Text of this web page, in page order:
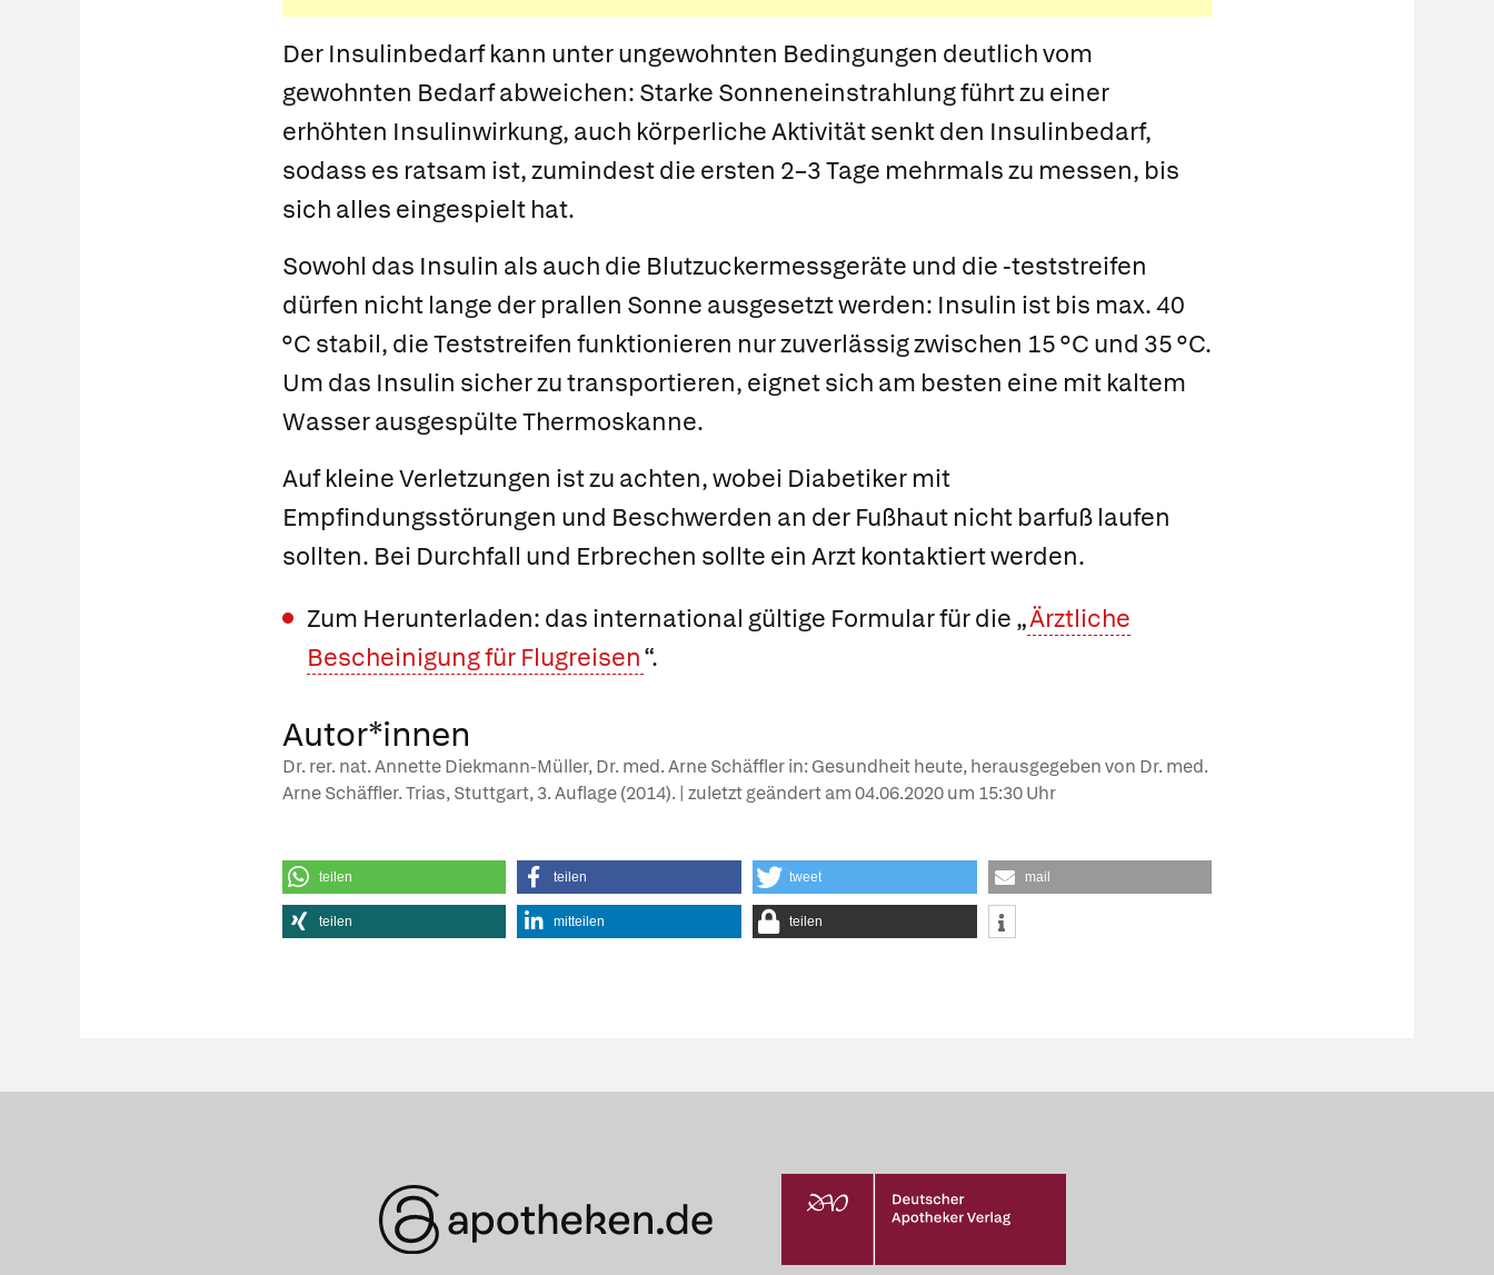
Der Insulinbedarf kann unter ungewohnten Bedingungen deutlich vom
gewohnten Bedarf abweichen: Starke Sonneneinstrahlung führt zu einer
erhöhten Insulinwirkung, auch körperliche Aktivität senkt den Insulinbedarf,
sodass es ratsam ist, zumindest die ersten 2–3 Tage mehrmals zu messen, bis
sich alles eingespielt hat.
Sowohl das Insulin als auch die Blutzuckermessgeräte und die -teststreifen
dürfen nicht lange der prallen Sonne ausgesetzt werden: Insulin ist bis max. 40
°C stabil, die Teststreifen funktionieren nur zuverlässig zwischen 15 °C und 35 °C.
Um das Insulin sicher zu transportieren, eignet sich am besten eine mit kaltem
Wasser ausgespülte Thermoskanne.
Auf kleine Verletzungen ist zu achten, wobei Diabetiker mit
Empfindungsstörungen und Beschwerden an der Fußhaut nicht barfuß laufen
sollten. Bei Durchfall und Erbrechen sollte ein Arzt kontaktiert werden.
Zum Herunterladen: das international gültige Formular für die „Ärztliche
Bescheinigung für Flugreisen“.
Autor*innen
Dr. rer. nat. Annette Diekmann-Müller, Dr. med. Arne Schäffler in: Gesundheit heute, herausgegeben von Dr. med.
Arne Schäffler. Trias, Stuttgart, 3. Auflage (2014). | zuletzt geändert am04.06.2020um 15:30 Uhr
teilen teilen tweet mail
teilen mitteilen teilen